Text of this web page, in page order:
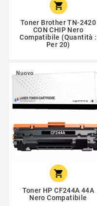

Toner Brother TN-2420
CON CHIP Nero
Compatibile (Quantità :
Per 20)
Nuovo

Toner HP CF244A 44A
Nero Compatibile